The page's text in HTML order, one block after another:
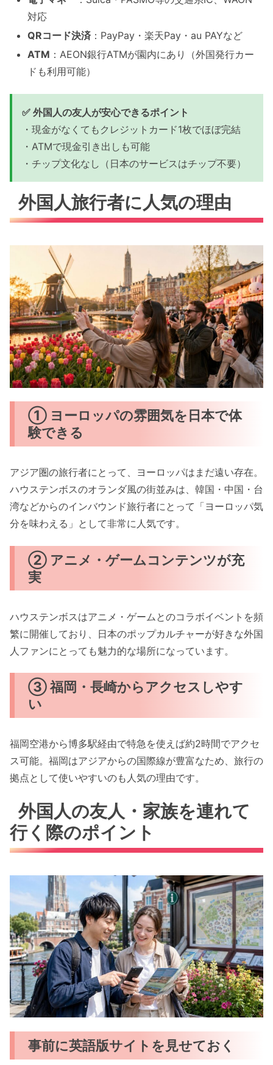
対応
QRコード決済 ：PayPay・楽天Pay・au PAYなど
ATM ：AEON銀行ATMが園内にあり（外国発行カー
ドも利用可能）
✅ 外国人の友人が安心できるポイント
・現金がなくてもクレジットカード1枚でほぼ完結
・ATMで現金引き出しも可能
・チップ文化なし（日本のサービスはチップ不要）
外国人旅行者に人気の理由
① ヨーロッパの雰囲気を日本で体
験できる
アジア圏の旅行者にとって、ヨーロッパはまだ遠い存在。
ハウステンボスのオランダ風の街並みは、韓国・中国・台
湾などからのインバウンド旅行者にとって「ヨーロッパ気
分を味わえる」として非常に人気です。
② アニメ・ゲームコンテンツが充
実
ハウステンボスはアニメ・ゲームとのコラボイベントを頻
繁に開催しており、日本のポップカルチャーが好きな外国
人ファンにとっても魅力的な場所になっています。
③ 福岡・長崎からアクセスしやす
い
福岡空港から博多駅経由で特急を使えば約2時間でアクセ
ス可能。福岡はアジアからの国際線が豊富なため、旅行の
拠点として使いやすいのも人気の理由です。
外国人の友人・家族を連れて
行く際のポイント
事前に英語版サイトを見せておく